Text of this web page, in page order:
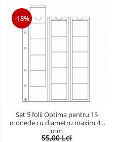
-18%
Set 5 folii Optima pentru 15
monede cu diametru maxim 42
mm
55,00 Lei